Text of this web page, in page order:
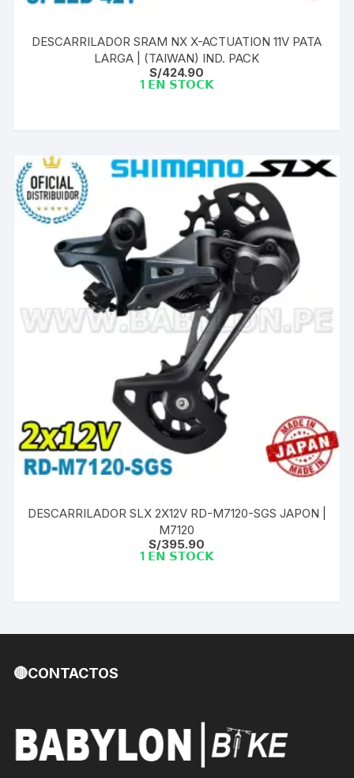
DESCARRILADOR SRAM NX X-ACTUATION 11V PATA
LARGA | (TAIWAN) IND. PACK
S/424.90
1 𝗘𝗡 𝗦𝗧𝗢𝗖𝗞
DESCARRILADOR SLX 2X12V RD-M7120-SGS JAPON |
M7120
S/395.90
1 𝗘𝗡 𝗦𝗧𝗢𝗖𝗞
🔴CONTACTOS